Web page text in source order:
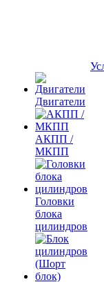
Двигатели
АКПП /
МКПП
Головки
блока
цилиндров